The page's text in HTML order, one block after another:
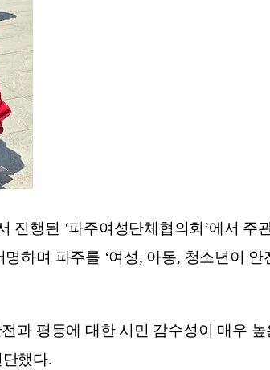
행된 ‘파주여성단체협의회’에서 주
하며 파주를 ‘여성, 아동, 청소년이
과 평등에 대한 시민 감수성이 매우
했다.